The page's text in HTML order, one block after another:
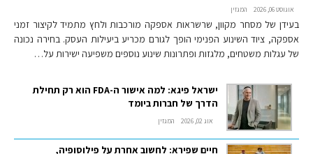
אוגוסט 06, 2026 המגזין
בעידן של מסחר מקוון, שרשראות אספקה מורכבות ולחץ מתמיד לקיצור זמני
אספקה, ציוד השינוע הפנימי הופך לגורם מכריע ביעילות העסק. בחירה נכונה
של עגלות משטחים, מלגזות ופתרונות שינוע נוספים משפיעה ישירות על…
ישראל פיגא: למה אישור ה-FDA הוא רק תחילת
הדרך של חברות ביומד
אוג 02, 2026 המגזין
חיים שפירא: לחשוב אחרת על פילוסופיה,